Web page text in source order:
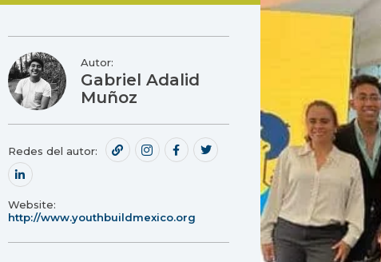
Autor:
Gabriel Adalid
Muñoz
Redes del autor:
Website:
http://www.youthbuildmexico.org